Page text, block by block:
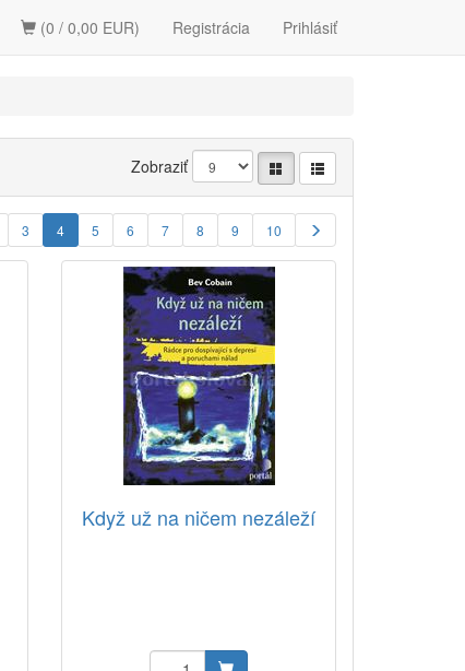
Registrácia Prihlásiť
(0 / 0,00 EUR)
Zobraziť
3 4 5 6 7 8 9 10
Když už na ničem nezáleží